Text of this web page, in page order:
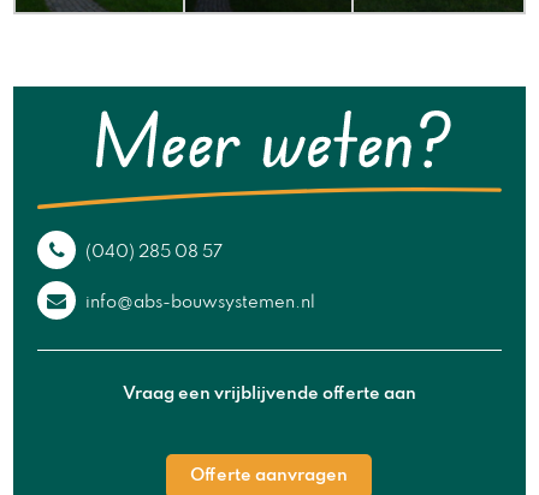
(040) 285 08 57
info@abs-bouwsystemen.nl
Vraag een vrijblijvende offerte aan
Offerte aanvragen